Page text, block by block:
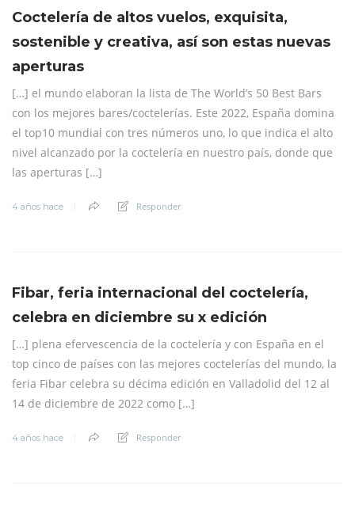
Coctelería de altos vuelos, exquisita,
sostenible y creativa, así son estas nuevas
aperturas
[…] el mundo elaboran la lista de The World’s 50 Best Bars
con los mejores bares/coctelerías. Este 2022, España domina
el top10 mundial con tres números uno, lo que indica el alto
nivel alcanzado por la coctelería en nuestro país, donde que
las aperturas […]
4 años hace Responder
Fibar, feria internacional del coctelería,
celebra en diciembre su x edición
[…] plena efervescencia de la coctelería y con España en el
top cinco de países con las mejores coctelerías del mundo, la
feria Fibar celebra su décima edición en Valladolid del 12 al
14 de diciembre de 2022 como […]
4 años hace Responder